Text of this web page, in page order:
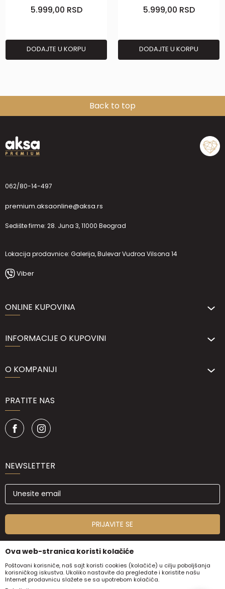
Mamaroo
5.999,00 RSD
DODAJTE U KORPU
Mamaroo
5.999,00 RSD
DODAJTE U KORPU
Back to top
062/80-14-497
premium.aksaonline@aksa.rs
Sedište firme: 28. Juna 3, 11000 Beograd
Lokacija prodavnice: Galerija, Bulevar Vudroa Vilsona 14
Viber
ONLINE KUPOVINA
INFORMACIJE O KUPOVINI
O KOMPANIJI
PRATITE NAS
NEWSLETTER
PRIJAVITE SE
Ova web-stranica koristi kolačiće
Poštovani korisniče, naš sajt koristi cookies (kolačiće) u cilju poboljšanja
korisničkog iskustva. Ukoliko nastavite da pregledate i koristite našu
Internet prodavnicu slažete se sa upotrebom kolačića.